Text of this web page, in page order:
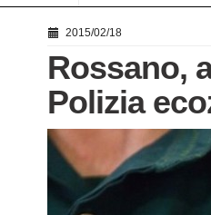
2015/02/18
Rossano,
Polizia